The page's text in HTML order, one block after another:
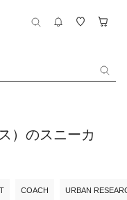
）のスニーカ
COACH URBAN